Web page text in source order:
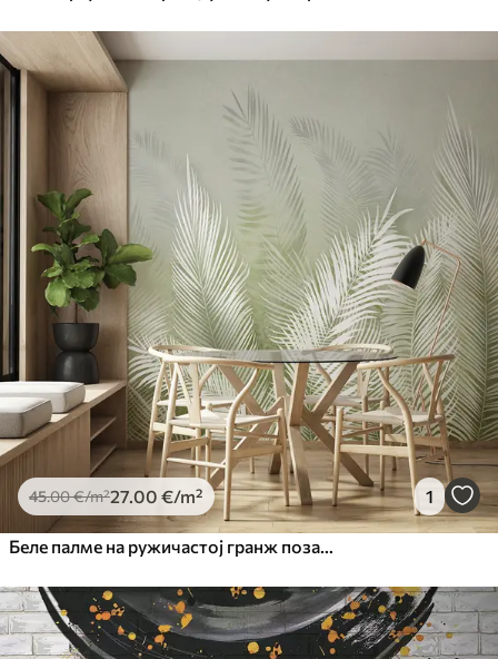
45.00€/m²27 .00 €/m² 1